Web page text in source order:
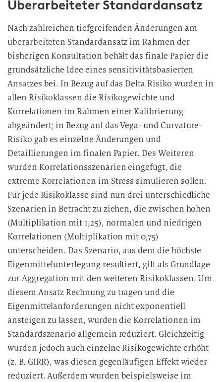
Überarbeiteter Standardansatz
Nach zahlreichen tiefgreifenden Änderungen am
überarbeiteten Standardansatz im Rahmen der
bisherigen Konsultation behält das finale Papier die
grundsätzliche Idee eines sensitivitätsbasierten
Ansatzes bei. In Bezug auf das Delta Risiko wurden in
allen Risikoklassen die Risikogewichte und
Korrelationen im Rahmen einer Kalibrierung
abgeändert; in Bezug auf das Vega- und Curvature-
Risiko gab es einzelne Änderungen und
Detaillierungen im finalen Papier. Des Weiteren
wurden Korrelationsszenarien eingefügt, die
extreme Korrelationen im Stress simulieren sollen.
Für jede Risikoklasse sind nun drei unterschiedliche
Szenarien in Betracht zu ziehen, die zwischen hohen
(Multiplikation mit 1,25), normalen und niedrigen
Korrelationen (Multiplikation mit 0,75)
unterscheiden. Das Szenario, aus dem die höchste
Eigenmittelunterlegung resultiert, gilt als Grundlage
zur Aggregation mit den weiteren Risikoklassen. Um
diesem Ansatz Rechnung zu tragen und die
Eigenmittelanforderungen nicht exponentiell
ansteigen zu lassen, wurden die Korrelationen im
Standardszenario allgemein reduziert. Gleichzeitig
wurden jedoch auch einzelne Risikogewichte erhöht
(z. B. GIRR), was diesen gegenläufigen Effekt wieder
reduziert. Außerdem wurden beispielsweise im